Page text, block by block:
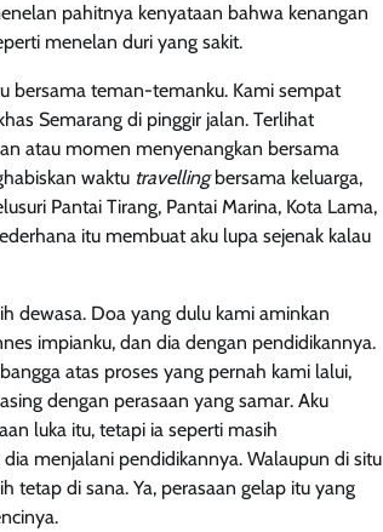
pahitnya kenyataan bahwa kenangan
menelan duri yang sakit.
bersama teman-temanku. Kami sempat
Semarang di pinggir jalan. Terlihat
atau momen menyenangkan bersama
waktu travellingbersama keluarga,
Pantai Tirang, Pantai Marina, Kota Lama,
itu membuat aku lupa sejenak kalau
dewasa. Doa yang dulu kami aminkan
impianku, dan dia dengan pendidikannya.
atas proses yang pernah kami lalui,
dengan perasaan yang samar. Aku
luka itu, tetapi ia seperti masih
menjalani pendidikannya. Walaupun di situ
tetap di sana. Ya, perasaan gelap itu yang